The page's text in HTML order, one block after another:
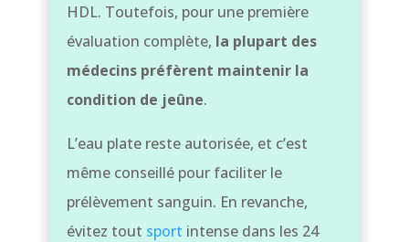
HDL. Toutefois, pour une première
évaluation complète, la plupart des
médecins préfèrent maintenir la
condition de jeûne.
L’eau plate reste autorisée, et c’est
même conseillé pour faciliter le
prélèvement sanguin. En revanche,
évitez tout sport intense dans les 24